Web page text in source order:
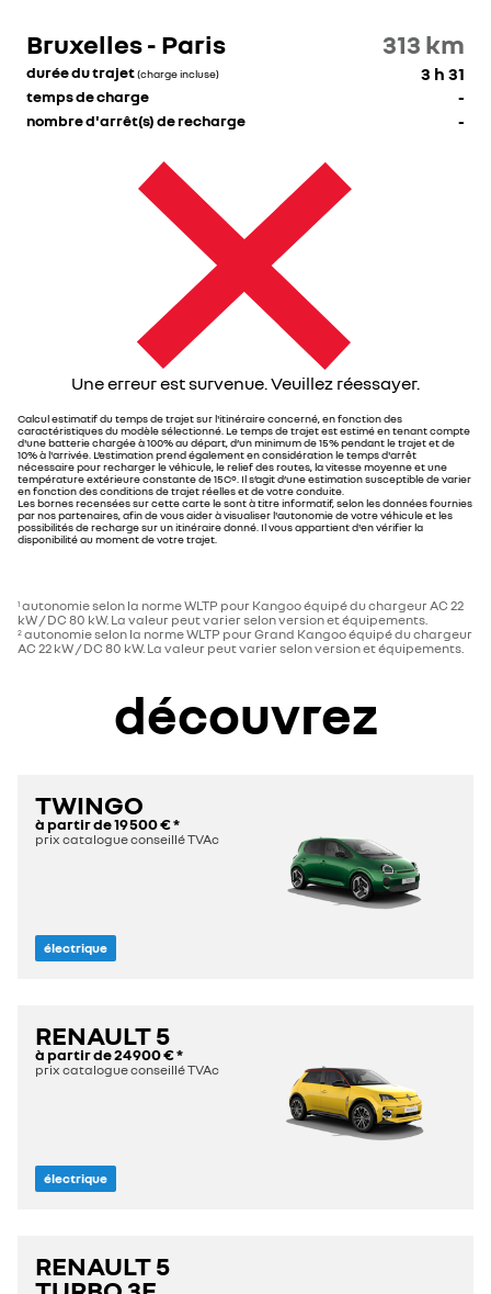
Bruxelles - Paris 313 km
durée du trajet(charge incluse) 3 h 31
temps de charge -
nombre d'arrêt(s) de recharge -
Une erreur est survenue. Veuillez réessayer.
Calcul estimatif du temps de trajet sur l'itinéraire concerné, en fonction des
caractéristiques du modèle sélectionné. Le temps de trajet est estimé en tenant compte
d'une batterie chargée à 100% au départ, d’un minimum de 15% pendant le trajet et de
10% à l'arrivée. L’estimation prend également en considération le temps d'arrêt
nécessaire pour recharger le véhicule, le relief des routes, la vitesse moyenne et une
température extérieure constante de 15C°. Il s’agit d’une estimation susceptible de varier
en fonction des conditions de trajet réelles et de votre conduite.
Les bornes recensées sur cette carte le sont à titre informatif, selon les données fournies
par nos partenaires, afin de vous aider à visualiser l'autonomie de votre véhicule et les
possibilités de recharge sur un itinéraire donné. Il vous appartient d'en vérifier la
disponibilité au moment de votre trajet.
1 autonomie selon la norme WLTP pour Kangoo équipé du chargeur AC 22
kW / DC 80 kW. La valeur peut varier selon version et équipements.
2 autonomie selon la norme WLTP pour Grand Kangoo équipé du chargeur
AC 22 kW / DC 80 kW. La valeur peut varier selon version et équipements.
découvrez
TWINGO
à partir de19 500 €*
prix catalogue conseillé TVAc
électrique
RENAULT 5
à partir de24 900 €*
prix catalogue conseillé TVAc
électrique
RENAULT 5